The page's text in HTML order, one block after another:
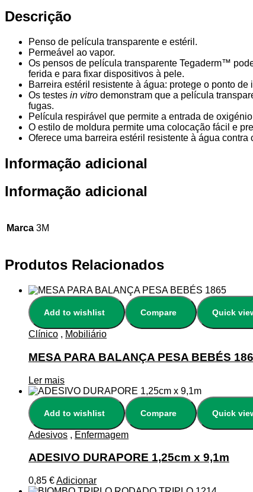
Descrição
Penso de película transparente e estéril.
Permeável ao vapor.
Os pensos de película transparente Tegaderm™
ferida e para fixar dispositivos à pele.
Barreira estéril resistente à água: protege o ponto
Os testes in vitro demonstram que a película
fugas.
Película respirável que permite a entrada de
O estilo de moldura permite uma colocação fácil e
Oferece uma barreira estéril resistente à água
Informação adicional
Informação adicional
Marca 3M
Produtos Relacionados
Add to wishlist Compare Quick
Clínico , Mobiliário
MESA PARA BALANÇA PESA BEBÉS
Ler mais
Add to wishlist Compare Quick
Adesivos , Enfermagem
ADESIVO DURAPORE 1,25cm x 9,1m
0,85 €Adicionar